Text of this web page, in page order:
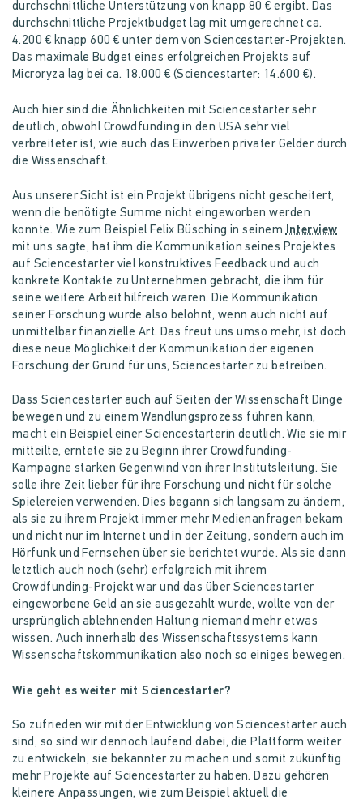
durchschnittliche Unterstützung von knapp 80 € ergibt. Das
durchschnittliche Projektbudget lag mit umgerechnet ca.
4.200 € knapp 600 € unter dem von Sciencestarter-Projekten.
Das maximale Budget eines erfolgreichen Projekts auf
Microryza lag bei ca. 18.000 € (Sciencestarter: 14.600 €).
Auch hier sind die Ähnlichkeiten mit Sciencestarter sehr
deutlich, obwohl Crowdfunding in den USA sehr viel
verbreiteter ist, wie auch das Einwerben privater Gelder durch
die Wissenschaft.
Aus unserer Sicht ist ein Projekt übrigens nicht gescheitert,
wenn die benötigte Summe nicht eingeworben werden
konnte. Wie zum Beispiel Felix Büsching in seinemInterview
mit uns sagte, hat ihm die Kommunikation seines Projektes
auf Sciencestarter viel konstruktives Feedback und auch
konkrete Kontakte zu Unternehmen gebracht, die ihm für
seine weitere Arbeit hilfreich waren. Die Kommunikation
seiner Forschung wurde also belohnt, wenn auch nicht auf
unmittelbar finanzielle Art. Das freut uns umso mehr, ist doch
diese neue Möglichkeit der Kommunikation der eigenen
Forschung der Grund für uns, Sciencestarter zu betreiben.
Dass Sciencestarter auch auf Seiten der Wissenschaft Dinge
bewegen und zu einem Wandlungsprozess führen kann,
macht ein Beispiel einer Sciencestarterin deutlich. Wie sie mir
mitteilte, erntete sie zu Beginn ihrer Crowdfunding-
Kampagne starken Gegenwind von ihrer Institutsleitung. Sie
solle ihre Zeit lieber für ihre Forschung und nicht für solche
Spielereien verwenden. Dies begann sich langsam zu ändern,
als sie zu ihrem Projekt immer mehr Medienanfragen bekam
und nicht nur im Internet und in der Zeitung, sondern auch im
Hörfunk und Fernsehen über sie berichtet wurde. Als sie dann
letztlich auch noch (sehr) erfolgreich mit ihrem
Crowdfunding-Projekt war und das über Sciencestarter
eingeworbene Geld an sie ausgezahlt wurde, wollte von der
ursprünglich ablehnenden Haltung niemand mehr etwas
wissen. Auch innerhalb des Wissenschaftssystems kann
Wissenschaftskommunikation also noch so einiges bewegen.
Wie geht es weiter mit Sciencestarter?
So zufrieden wir mit der Entwicklung von Sciencestarter auch
sind, so sind wir dennoch laufend dabei, die Plattform weiter
zu entwickeln, sie bekannter zu machen und somit zukünftig
mehr Projekte auf Sciencestarter zu haben. Dazu gehören
kleinere Anpassungen, wie zum Beispiel aktuell die